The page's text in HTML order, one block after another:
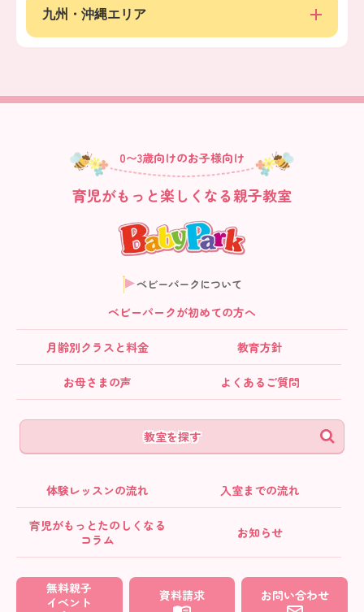
九州・沖縄エリア
0〜3歳向けのお子様向け
育児がもっと楽しくなる親子教室
ベビーパークについて
ベビーパークが初めての方へ
月齢別クラス と料金 教育方針
お母さまの声 よくあるご質問
教室を探す
体験レッスンの流れ 入室までの流れ
育児がもっとたのしくなる
コラム
お知らせ
無料親子
イベント
資料請求 お問い合わせ